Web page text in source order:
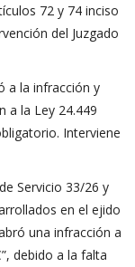
72 y 74 inciso
del Juzgado
a la infracción y
a la Ley 24.449
Interviene
Servicio 33/26 y
en el ejido
una infracción a
debido a la falta